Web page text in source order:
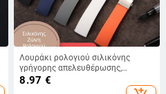
Λουράκι ρολογιού σιλικόνης
γρήγορης απελευθέρωσης,
κατάλληλο για Huawei Samsung,
διπλό κούμπωμα, μονοκόμματο
8.97 €